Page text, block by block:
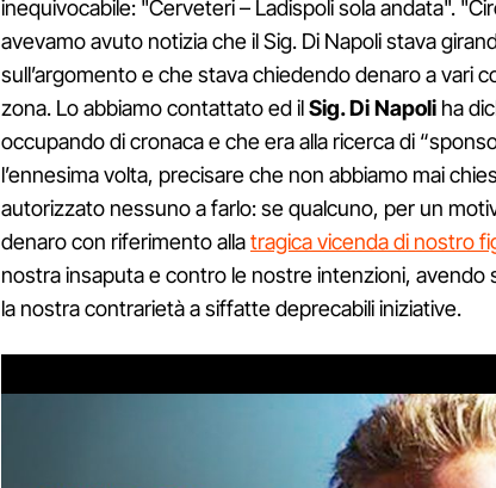
inequivocabile: "Cerveteri – Ladispoli sola andata".
avevamo avuto notizia che il Sig. Di Napoli stava
sull’argomento e che stava chiedendo denaro a vari
zona. Lo abbiamo contattato ed ilSig. Di Napoli ha
occupando di cronaca e che era alla ricerca di
l’ennesima volta, precisare che non abbiamo mai
autorizzato nessuno a farlo: se qualcuno, per un
denaro con riferimento allatragica vicenda di nostro
nostra insaputa e contro le nostre intenzioni,
la nostra contrarietà a siffatte deprecabili iniziative.